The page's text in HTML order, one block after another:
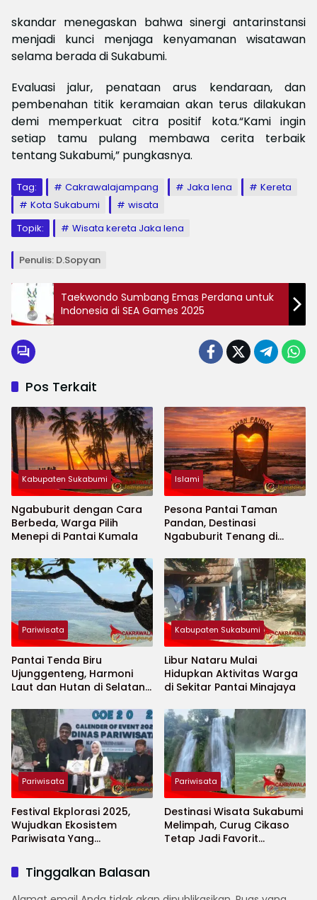
skandar menegaskan bahwa sinergi antarinstansi
menjadi kunci menjaga kenyamanan wisatawan
selama berada di Sukabumi.
Evaluasi jalur, penataan arus kendaraan, dan
pembenahan titik keramaian akan terus dilakukan
demi memperkuat citra positif kota.“Kami ingin
setiap tamu pulang membawa cerita terbaik
tentang Sukabumi,” pungkasnya.
Tag: Cakrawalajampang Jaka lena
Kereta
Kota Sukabumi
wisata
Topik:
Wisata kereta Jaka lena
Penulis: D.Sopyan
Taekwondo Sumbang Emas Perdana untuk
Indonesia di SEA Games 2025
Pos Terkait
Kabupaten Sukabumi
Ngabuburit dengan Cara
Berbeda, Warga Pilih
Menepi di Pantai Kumala
Islami
Pesona Pantai Taman
Pandan, Destinasi
Ngabuburit Tenang di
Pariwisata
Pantai Tenda Biru
Ujunggenteng, Harmoni
Laut dan Hutan di Selatan
Kabupaten Sukabumi
Libur Nataru Mulai
Hidupkan Aktivitas Warga
di Sekitar Pantai Minajaya
Pariwisata
Festival Ekplorasi 2025,
Wujudkan Ekosistem
Pariwisata Yang
Pariwisata
Destinasi Wisata Sukabumi
Melimpah, Curug Cikaso
Tetap Jadi Favorit
Tinggalkan Balasan